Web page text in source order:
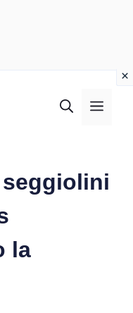
la